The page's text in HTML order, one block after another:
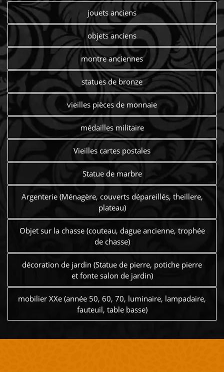
jouets anciens
objets anciens
montre anciennes
statues de bronze
vieilles pièces de monnaie
médailles militaire
Vieilles cartes postales
Statue de marbre
Argenterie (Ménagère, couverts dépareillés, theillere,
plateau)
Objet sur la chasse (couteau, dague ancienne, trophée
de chasse)
décoration de jardin (Statue de pierre, potiche pierre
et fonte salon de jardin)
mobilier XXe (année 50, 60, 70, luminaire, lampadaire,
fauteuil, table basse)